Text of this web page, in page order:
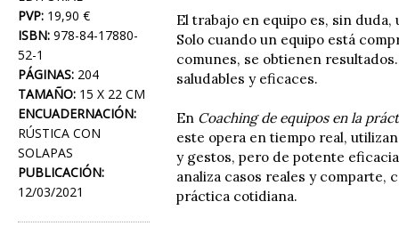
PVP: 19,90 €
ISBN: 978-84-17880-
52-1
PÁGINAS: 204
TAMAÑO: 15 X 22 CM
ENCUADERNACIÓN:
RÚSTICA CON
SOLAPAS
PUBLICACIÓN:
12/03/2021
El trabajo en equipo es, sin
Solo cuando un equipo está
comunes, se obtienen
saludables y eficaces.
En Coaching de equipos en la
este opera en tiempo real,
y gestos, pero de potente
analiza casos reales y comparte,
práctica cotidiana.